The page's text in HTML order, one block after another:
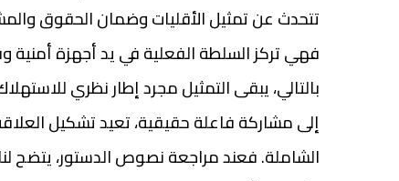
تتحدث عن تمثيل الأقليات وضمان الحقوق
فهي تركز السلطة الفعلية في يد أجهزة أمنية
بالتالي، يبقى التمثيل مجرد إطار نظري
إلى مشاركة فاعلة حقيقية، تعيد تشكيل
الشاملة. فعند مراجعة نصوص الدستور، يتضح